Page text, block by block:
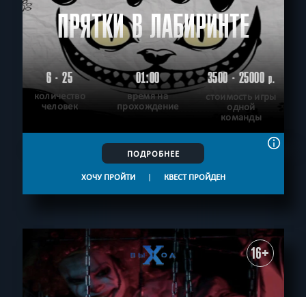
ПРЯТКИ В ЛАБИРИНТЕ
6 - 25
количество
человек
01:00
время на
прохождение
3500 - 25000р.
стоимость игры
одной
команды
ПОДРОБНЕЕ
ХОЧУ ПРОЙТИ | КВЕСТ ПРОЙДЕН
16+